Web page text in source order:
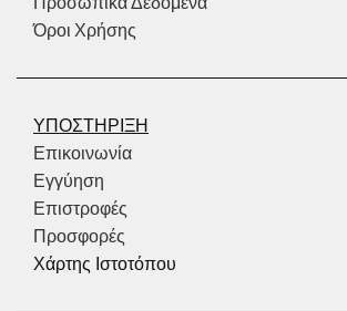
Όροι Χρήσης
ΥΠΟΣΤΗΡΙΞΗ
Επικοινωνία
Εγγύηση
Επιστροφές
Προσφορές
Χάρτης Ιστοτόπου